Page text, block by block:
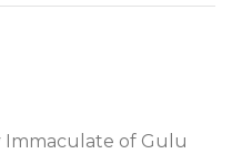
Immaculate of Gulu